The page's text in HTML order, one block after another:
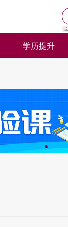
学历提升